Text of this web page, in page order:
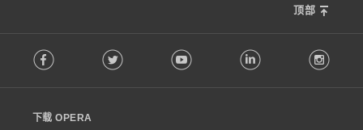
顶部
o
w
Facebook Twitter Youtube LinkedIn
下载 OPERA